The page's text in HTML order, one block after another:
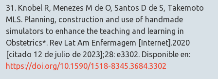
31. Knobel R, Menezes M de O, Santos D de S, Takemoto
MLS. Planning, construction and use of handmade
simulators to enhance the teaching and learning in
Obstetrics*. Rev Lat Am Enfermagem [Internet].2020
[citado 12 de julio de 2023];28: e3302. Disponible en:
https://doi.org/10.1590/1518-8345.3684.3302